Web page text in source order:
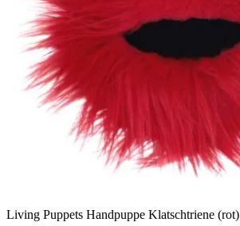
Living Puppets Handpuppe Klatschtriene (rot)